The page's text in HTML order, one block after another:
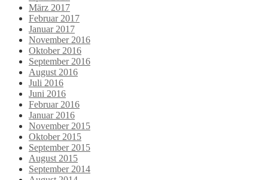
März 2017
Februar 2017
Januar 2017
November 2016
Oktober 2016
September 2016
August 2016
Juli 2016
Juni 2016
Februar 2016
Januar 2016
November 2015
Oktober 2015
September 2015
August 2015
September 2014